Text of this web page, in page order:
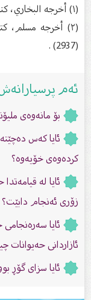
(٢) أخرجه مسلم،
ئەم
بۆ مانەوەی
ئایا كه‌س ده‌چێته‌
كرده‌وه‌ى خۆیه‌وه‌؟
ئایا لە قیامەتدا
زۆرى ئەنجام دابێت؟
ئایا سەرەنجامى
ئازاردانى حەیوانات
ئایا سزای گۆڕ